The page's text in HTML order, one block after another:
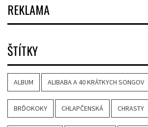
REKLAMA
ŠTÍTKY
ALBUM ALIBABA A 40 KRÁTKYCH SONGOV
BRĎOKOKY CHLAPČENSKÁ CHRASTY